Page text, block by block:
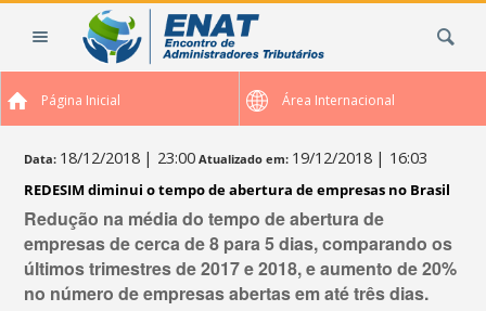
Página Inicial Área Internacional
Data: 18/12/2018 | 23:00 Atualizado em: 19/12/2018 | 16:03
REDESIM diminui o tempo de abertura de empresas no Brasil
Redução na média do tempo de abertura de
empresas de cerca de 8 para 5 dias, comparando os
últimos trimestres de 2017 e 2018, e aumento de 20%
no número de empresas abertas em até três dias.